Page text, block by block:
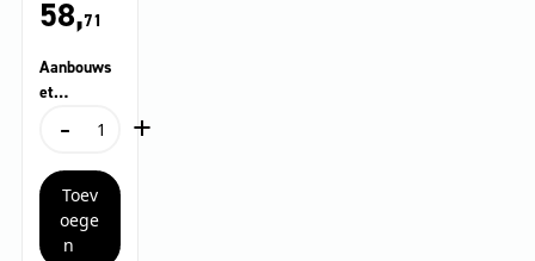
58,71
Aanbouws
et
-
Aanbouwset
aantal
+
Toev
oege
n